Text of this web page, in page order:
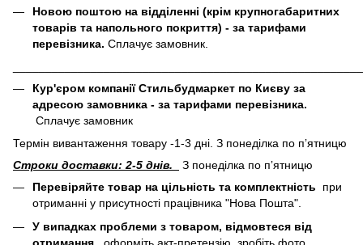
Новою поштою на відділенні (крім крупногабаритних
товарів та напольного покриття) - за тарифами
перевізника. Сплачує замовник.
Кур'єром компанії Стильбудмаркет по Києву за
адресою замовника - за тарифами перевізника.
Сплачує замовник
Термін вивантаження товару -1-3 дні. З понеділка по пʼятницю
Строки доставки: 2-5 днів.
З понеділка по пʼятницю
Перевіряйте товар на цільність та комплектність при
отриманні у присутності працівника "Нова Пошта".
У випадках проблеми з товаром, відмовтеся від
отримання , оформіть акт-претензію, зробіть фото